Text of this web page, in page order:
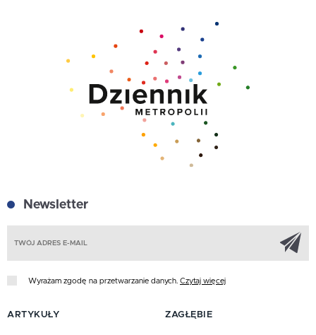
Newsletter
Wyrażam zgodę na przetwarzanie danych. Czytaj więcej
ARTYKUŁY ZAGŁĘBIE